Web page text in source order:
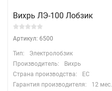
Вихрь ЛЭ-100 Лобзик
Артикул: 6500
Тип:
Электролобзик
Производитель:
Вихрь
Страна производства:
EC
Гарантия производителя:
12 мес.